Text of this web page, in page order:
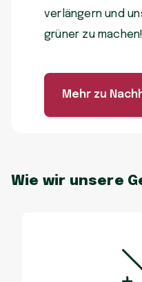
verlängern und
grüner zu machen!
Mehr zu
Wie wir unsere